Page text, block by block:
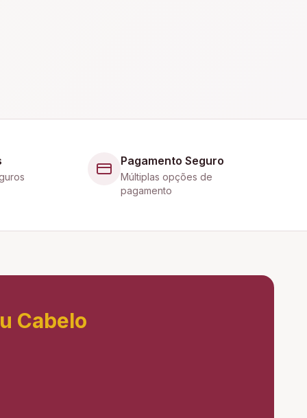
Pagamento Seguro
Múltiplas opções de
pagamento
Cabelo